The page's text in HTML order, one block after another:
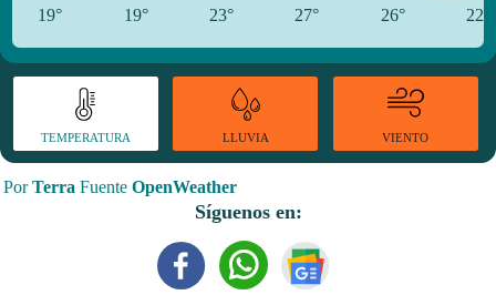
19° 19° 23° 27° 26° 22°
TEMPERATURA LLUVIA VIENTO
PorTerra Fuente OpenWeather
Síguenos en: